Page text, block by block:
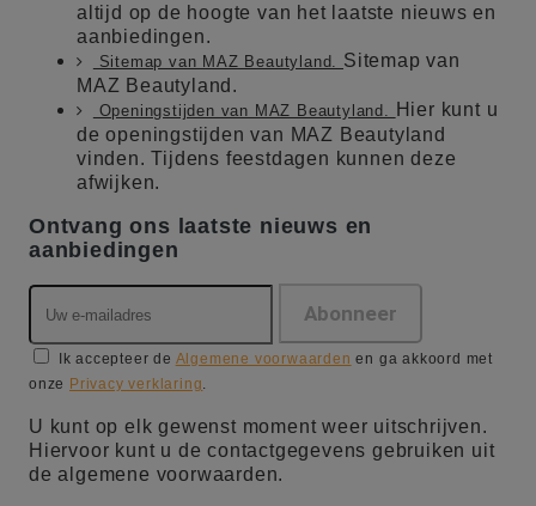
altijd op de hoogte van het laatste nieuws en
aanbiedingen.
Sitemap van MAZ Beautyland. Sitemap van
MAZ Beautyland.
Openingstijden van MAZ Beautyland.
Hier kunt u
de openingstijden van MAZ Beautyland
vinden. Tijdens feestdagen kunnen deze
afwijken.
Ontvang ons laatste nieuws en
aanbiedingen
Ik accepteer de Algemene voorwaarden en ga akkoord met
onze Privacy verklaring.
U kunt op elk gewenst moment weer uitschrijven.
Hiervoor kunt u de contactgegevens gebruiken uit
de algemene voorwaarden.